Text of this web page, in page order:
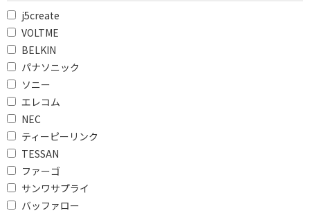
j5create
VOLTME
BELKIN
パナソニック
ソニー
エレコム
NEC
ティーピーリンク
TESSAN
ファーゴ
サンワサプライ
バッファロー
除外する
除外する にチェックを入れると、指定したワード
を除外して検索します。
電源で絞り込む
バスパワー